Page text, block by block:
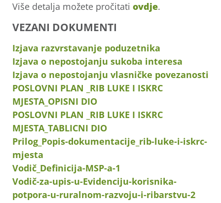
Više detalja možete pročitati ovdje.
VEZANI DOKUMENTI
Izjava razvrstavanje poduzetnika
Izjava o nepostojanju sukoba interesa
Izjava o nepostojanju vlasničke povezanosti
POSLOVNI PLAN _RIB LUKE I ISKRC
MJESTA_OPISNI DIO
POSLOVNI PLAN _RIB LUKE I ISKRC
MJESTA_TABLICNI DIO
Prilog_Popis-dokumentacije_rib-luke-i-iskrc-
mjesta
Vodič_Definicija-MSP-a-1
Vodič-za-upis-u-Evidenciju-korisnika-
potpora-u-ruralnom-razvoju-i-ribarstvu-2